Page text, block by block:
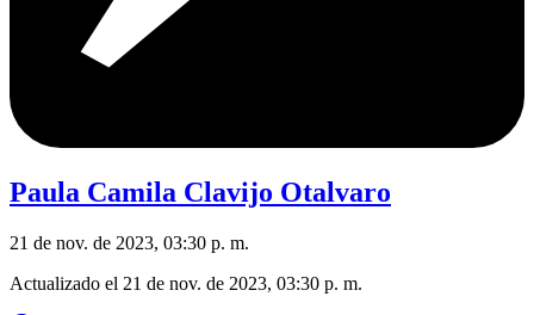
Paula Camila Clavijo Otalvaro
21 de nov. de 2023, 03:30 p. m.
Actualizado el 21 de nov. de 2023, 03:30 p. m.